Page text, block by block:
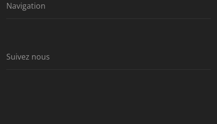
Navigation
Suivez nous